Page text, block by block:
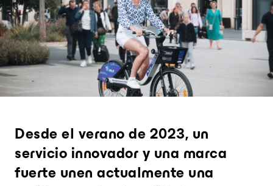
Software de gestión y
mantenimiento
El mejor compañero de los directores de
operaciones y de sus equipos para
garantizar un nivel de calidad del servicio
impecable
Software de inteligencia y
Informes de rendimiento claros, precisos y
siempre actualizados, así como nuevos
análisis de movilidad con los que no se
había podido contar hasta ahora.
Desde el verano de 2023, un
servicio innovador y una marca
fuerte unen actualmente una